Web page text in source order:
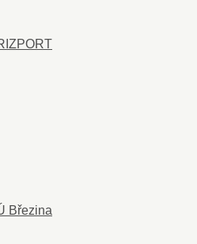
Březina